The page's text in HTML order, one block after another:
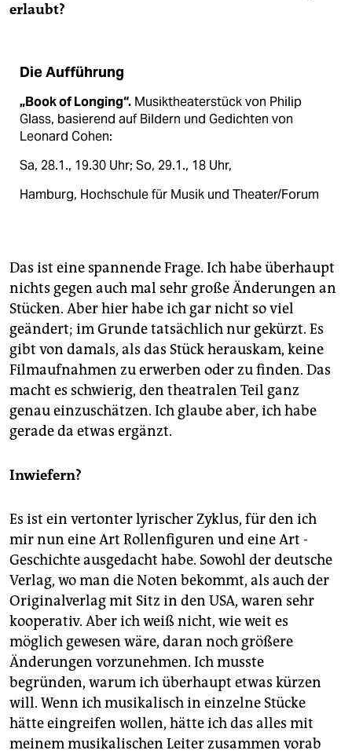
erlaubt?
Die Aufführung
„Book of Longing“. Musik­theaterstück von Philip
Glass, basierend auf Bildern und Gedichten von
Leonard Cohen:
Sa, 28.1., 19.30 Uhr; So, 29.1., 18 Uhr,
Hamburg, Hochschule für Musik und Theater/Forum
Das ist eine spannende Frage. Ich habe überhaupt
nichts gegen auch mal sehr große Änderungen an
­Stücken. Aber hier habe ich gar nicht so viel
geändert; im Grunde tatsächlich nur gekürzt. Es
gibt von damals, als das Stück herauskam, keine
Filmaufnahmen zu erwerben oder zu finden. Das
macht es schwierig, den theatralen Teil ganz
genau einzuschätzen. Ich glaube aber, ich habe
gerade da ­etwas ergänzt.
Inwiefern?
Es ist ein vertonter lyrischer Zyklus, für den ich
mir nun eine Art Rollenfiguren und eine Art ­
Geschichte ausgedacht habe. Sowohl der deutsche
Verlag, wo man die Noten bekommt, als auch der
Originalverlag mit Sitz in den USA, waren sehr
kooperativ. Aber ich weiß nicht, wie weit es
möglich gewesen wäre, daran noch größere
Änderungen vorzunehmen. Ich musste
begründen, warum ich überhaupt etwas kürzen
will. Wenn ich musikalisch in einzelne Stücke
hätte eingreifen wollen, hätte ich das alles mit
meinem musikalischen Leiter zusammen vorab